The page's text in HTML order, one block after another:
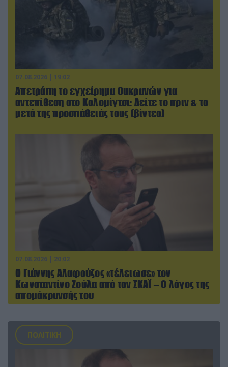
07.08.2026 | 19:02
Απετράπη το εγχείρημα Ουκρανών για
αντεπίθεση στο Κολομίγτσι: Δείτε το πριν & το
μετά της προσπάθειάς τους (βίντεο)
07.08.2026 | 20:02
Ο Γιάννης Αλαφούζος «τέλειωσε» τον
Κωνσταντίνο Ζούλα από τον ΣΚΑΪ – Ο λόγος της
απομάκρυνσής του
ΠΟΛΙΤΙΚΗ